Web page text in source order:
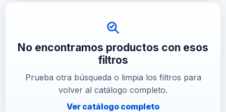
No encontramos productos con esos
filtros
Prueba otra búsqueda o limpia los filtros para
volver al catálogo completo.
Ver catálogo completo